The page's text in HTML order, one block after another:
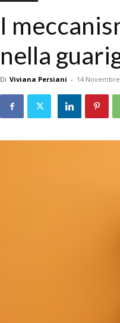
I
nella
Di Viviana Persiani - 14